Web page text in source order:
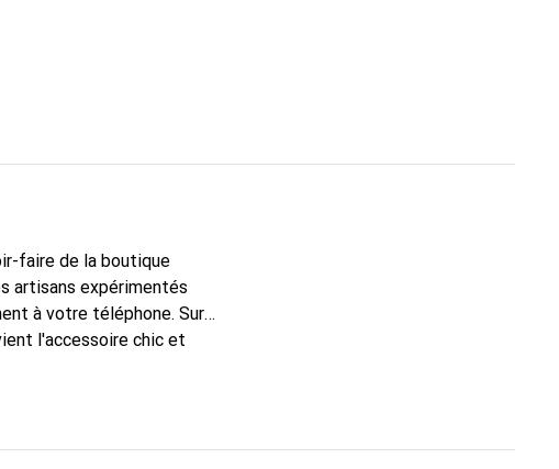
faire de la boutique
artisans expérimentés
à votre téléphone. Sur
l'accessoire chic et